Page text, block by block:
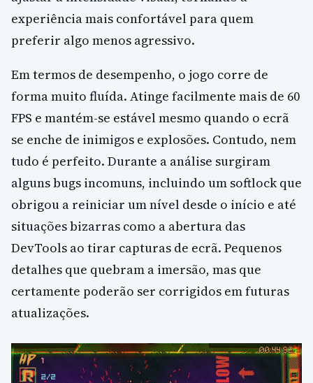
experiência mais confortável para quem
preferir algo menos agressivo.
Em termos de desempenho, o jogo corre de
forma muito fluída. Atinge facilmente mais de 60
FPS e mantém-se estável mesmo quando o ecrã
se enche de inimigos e explosões. Contudo, nem
tudo é perfeito. Durante a análise surgiram
alguns bugs incomuns, incluindo um softlock que
obrigou a reiniciar um nível desde o início e até
situações bizarras como a abertura das
DevTools ao tirar capturas de ecrã. Pequenos
detalhes que quebram a imersão, mas que
certamente poderão ser corrigidos em futuras
atualizações.